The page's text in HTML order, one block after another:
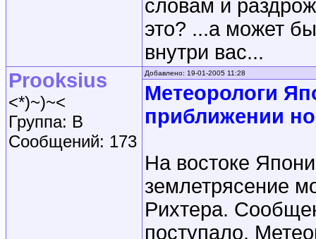
словам и
это? ...а может
внутри вас...
Prooksius
<*)~)~<
Группа: B
Сообщений: 173
Добавлено: 19-01-2005 11:28
Метеорологи
приближении
На востоке
землетрясение
Рихтера.
поступало.